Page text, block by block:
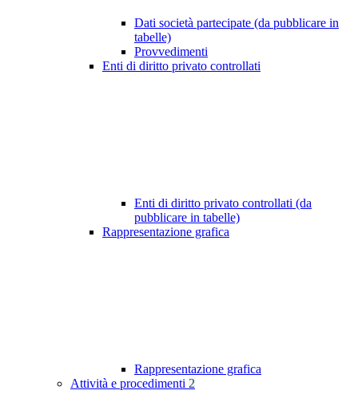
Dati società partecipate (da pubblicare in
tabelle)
Provvedimenti
Enti di diritto privato controllati
Enti di diritto privato controllati (da
pubblicare in tabelle)
Rappresentazione grafica
Rappresentazione grafica
Attività e procedimenti 2